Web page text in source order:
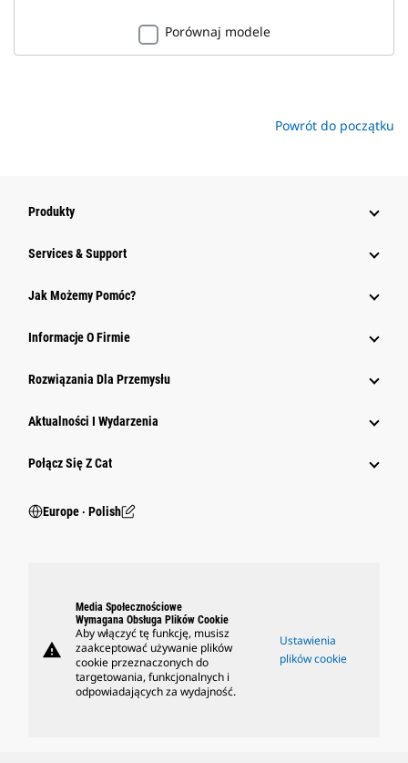
Porównaj modele
Powrót do początku
Produkty
Services & Support
Jak Możemy Pomóc?
Informacje O Firmie
Rozwiązania Dla Przemysłu
Aktualności I Wydarzenia
Połącz Się Z Cat
Europe ‧ Polish
warning
Media Społecznościowe
Wymagana Obsługa Plików Cookie
Aby włączyć tę funkcję, musisz
zaakceptować używanie plików
cookie przeznaczonych do
targetowania, funkcjonalnych i
odpowiadających za wydajność.
Ustawienia
plików cookie